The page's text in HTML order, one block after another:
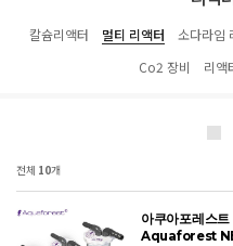
칼슘리액터 멀티 리액터 소다라임
Co2 장비
리액
전체 10개
아쿠아포레스트
Aquaforest